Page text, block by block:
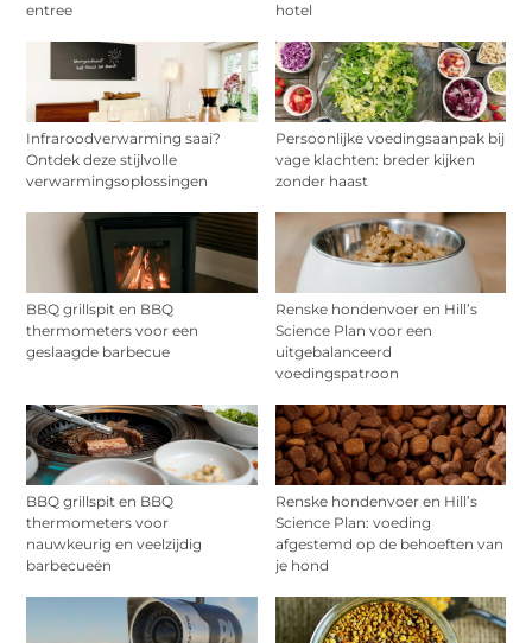
entree
hotel
Infraroodverwarming saai?
Ontdek deze stijlvolle
verwarmingsoplossingen
Persoonlijke voedingsaanpak bij
vage klachten: breder kijken
zonder haast
BBQ grillspit en BBQ
thermometers voor een
geslaagde barbecue
Renske hondenvoer en Hill’s
Science Plan voor een
uitgebalanceerd
voedingspatroon
BBQ grillspit en BBQ
thermometers voor
nauwkeurig en veelzijdig
barbecueën
Renske hondenvoer en Hill’s
Science Plan: voeding
afgestemd op de behoeften van
je hond